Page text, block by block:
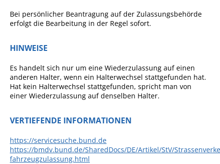
Bei persönlicher Beantragung auf der Zulassungsbehörde
erfolgt die Bearbeitung in der Regel sofort.
HINWEISE
Es handelt sich nur um eine Wiederzulassung auf einen
anderen Halter, wenn ein Halterwechsel stattgefunden hat.
Hat kein Halterwechsel stattgefunden, spricht man von
einer Wiederzulassung auf denselben Halter.
VERTIEFENDE INFORMATIONEN
https://servicesuche.bund.de
https://bmdv.bund.de/SharedDocs/DE/Artikel/StV/
fahrzeugzulassung.html